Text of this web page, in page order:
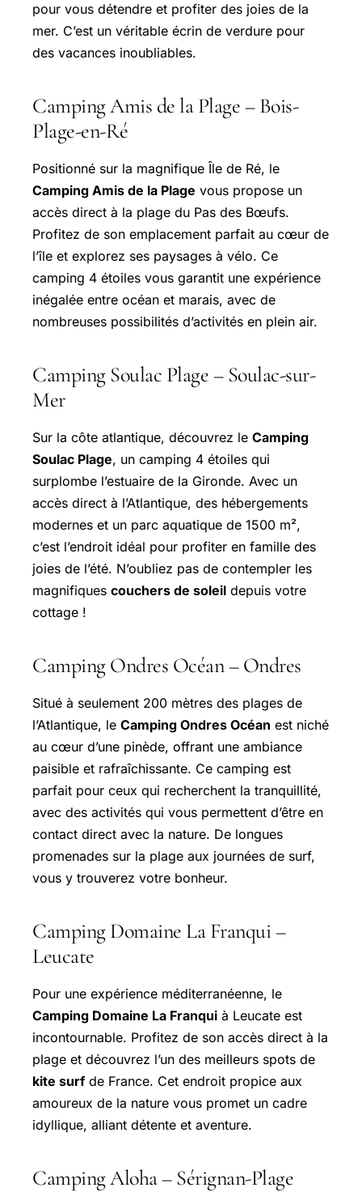
pour vous détendre et profiter des joies de la
mer. C’est un véritable écrin de verdure pour
des vacances inoubliables.
Camping Amis de la Plage – Bois-
Plage-en-Ré
Positionné sur la magnifique Île de Ré, le
Camping Amis de la Plage vous propose un
accès direct à la plage du Pas des Bœufs.
Profitez de son emplacement parfait au cœur de
l’île et explorez ses paysages à vélo. Ce
camping 4 étoiles vous garantit une expérience
inégalée entre océan et marais, avec de
nombreuses possibilités d’activités en plein air.
Camping Soulac Plage – Soulac-sur-
Mer
Sur la côte atlantique, découvrez le Camping
Soulac Plage, un camping 4 étoiles qui
surplombe l’estuaire de la Gironde. Avec un
accès direct à l’Atlantique, des hébergements
modernes et un parc aquatique de 1500 m²,
c’est l’endroit idéal pour profiter en famille des
joies de l’été. N’oubliez pas de contempler les
magnifiques couchers de soleil depuis votre
cottage !
Camping Ondres Océan – Ondres
Situé à seulement 200 mètres des plages de
l’Atlantique, le Camping Ondres Océan est niché
au cœur d’une pinède, offrant une ambiance
paisible et rafraîchissante. Ce camping est
parfait pour ceux qui recherchent la tranquillité,
avec des activités qui vous permettent d’être en
contact direct avec la nature. De longues
promenades sur la plage aux journées de surf,
vous y trouverez votre bonheur.
Camping Domaine La Franqui –
Leucate
Pour une expérience méditerranéenne, le
Camping Domaine La Franqui à Leucate est
incontournable. Profitez de son accès direct à la
plage et découvrez l’un des meilleurs spots de
kite surfde France. Cet endroit propice aux
amoureux de la nature vous promet un cadre
idyllique, alliant détente et aventure.
Camping Aloha – Sérignan-Plage